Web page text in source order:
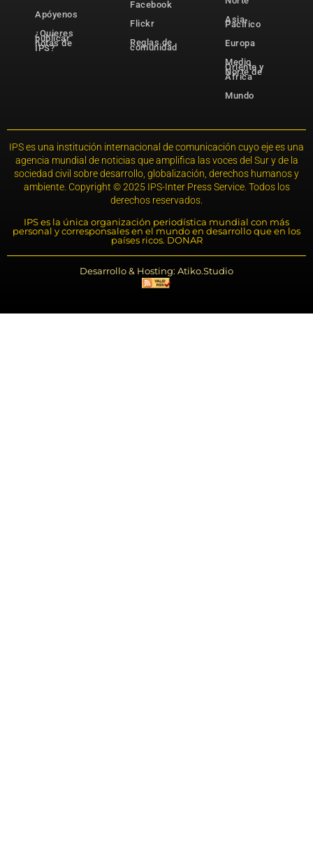
Apóyenos
¿Quieres
publicar
notas de
IPS?
Facebook
Flickr
Reglas de
comunidad
Asia-
Pacífico
Europa
Medio
Oriente y
Norte de
África
Mundo
IPS es una institución internacional de comunicación cuyo eje es una
agencia mundial de noticias que amplifica las voces del Sur y de la
sociedad civil sobre desarrollo, globalización, derechos humanos y
ambiente. Copyright © 2025 IPS-Inter Press Service. Todos los
derechos reservados.
IPS es la única organización periodística mundial con más
personal y corresponsales en el mundo en desarrollo que en los
países ricos. DONAR
Desarrollo & Hosting: Atiko.Studio